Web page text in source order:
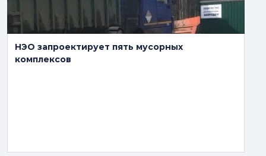
НЭО запроектирует пять мусорных
комплексов